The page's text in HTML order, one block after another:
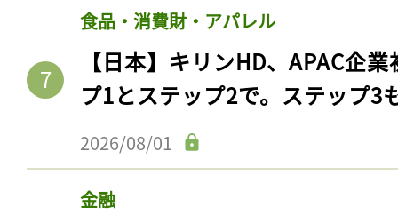
食品・消費財・アパレル
【日本】キリンHD、APAC企
プ1とステップ2で。ステップ3
2026/08/01
金融